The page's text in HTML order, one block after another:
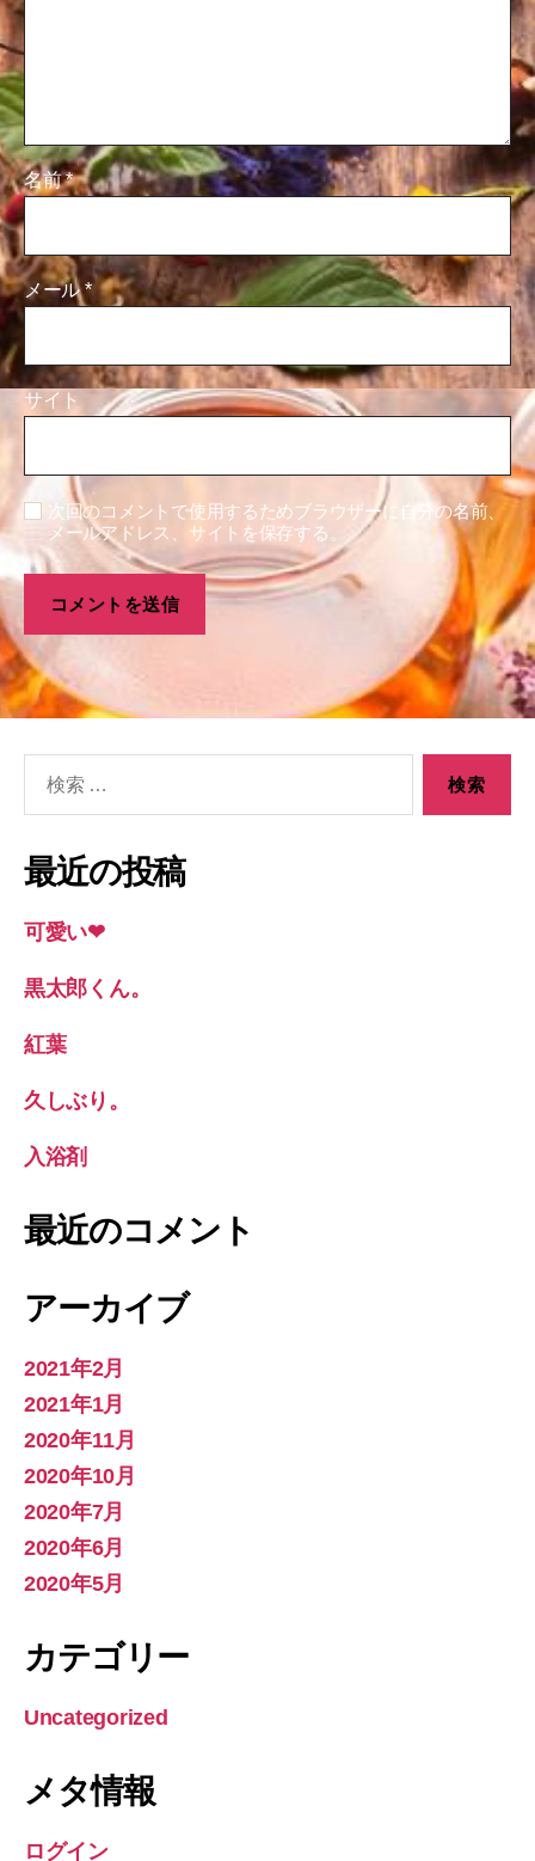
名前*
メール*
サイト
次回のコメントで使用するためブラウザーに自分の名前、
メールアドレス、サイトを保存する。
象:
最近の投稿
可愛い❤︎
黒太郎くん。
紅葉
久しぶり。
入浴剤
最近のコメント
アーカイブ
2021年2月
2021年1月
2020年11月
2020年10月
2020年7月
2020年6月
2020年5月
カテゴリー
Uncategorized
メタ情報
ログイン